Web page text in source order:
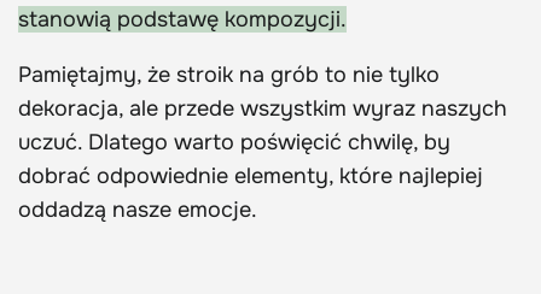
stanowią podstawę kompozycji.
Pamiętajmy, że stroik na grób to nie tylko
dekoracja, ale przede wszystkim wyraz naszych
uczuć. Dlatego warto poświęcić chwilę, by
dobrać odpowiednie elementy, które najlepiej
oddadzą nasze emocje.